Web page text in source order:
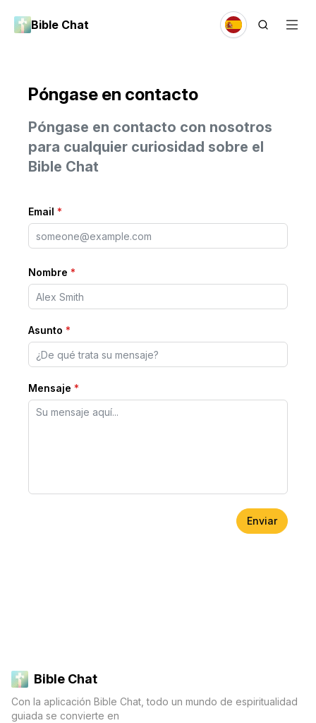
Bible Chat
Póngase en contacto
Póngase en contacto con nosotros
para cualquier curiosidad sobre el
Bible Chat
Email *
Nombre *
Asunto *
Mensaje *
Enviar
Bible Chat
Con la aplicación Bible Chat, todo un mundo de espiritualidad
guiada se convierte en